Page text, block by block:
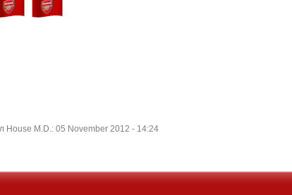
House M.D.: 05 November 2012 - 14:24